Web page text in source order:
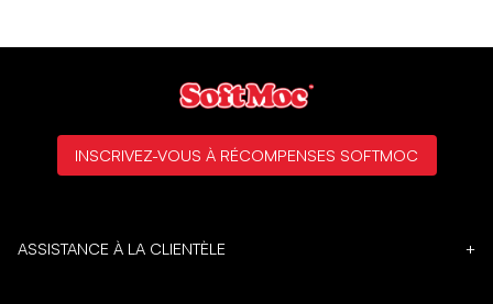
ASSISTANCE À LA CLIENTÈLE +
INSCRIVEZ-VOUS À RÉCOMPENSES SOFTMOC